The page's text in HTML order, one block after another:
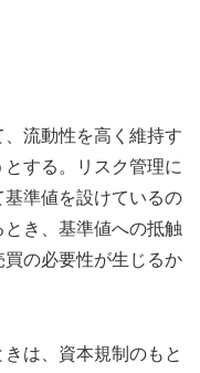
流動性を高く維持す
する。リスク管理に
準値を設けているの
き、基準値への抵触
の必要性が生じるか
は、資本規制のもと